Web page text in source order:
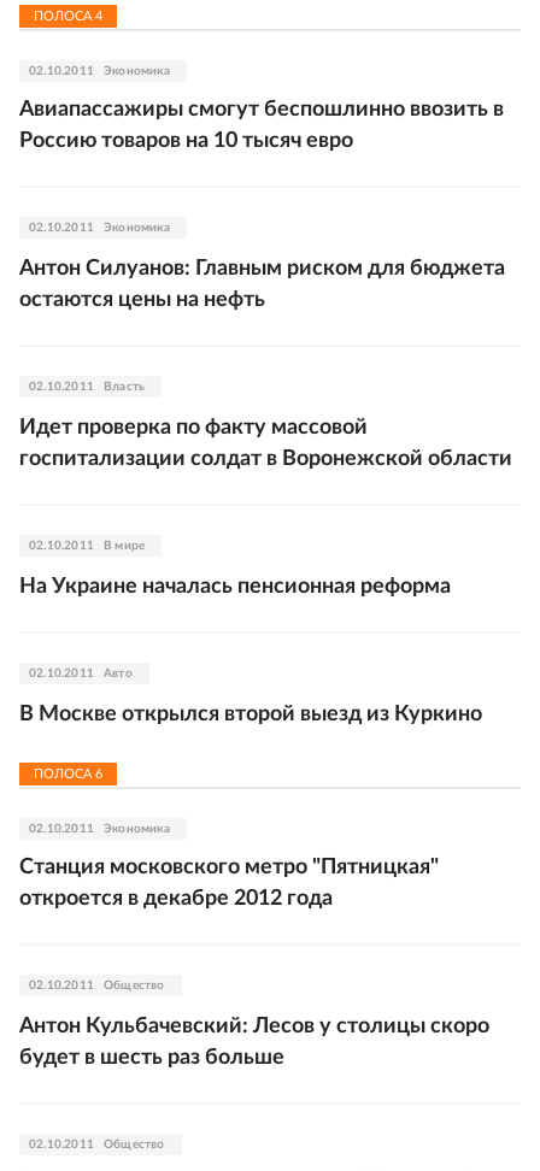
ПОЛОСА 4
02.10.2011 Экономика
Авиапассажиры смогут беспошлинно ввозить в
Россию товаров на 10 тысяч евро
02.10.2011 Экономика
Антон Силуанов: Главным риском для бюджета
остаются цены на нефть
02.10.2011 Власть
Идет проверка по факту массовой
госпитализации солдат в Воронежской области
02.10.2011 В мире
На Украине началась пенсионная реформа
02.10.2011 Авто
В Москве открылся второй выезд из Куркино
ПОЛОСА 6
02.10.2011 Экономика
Станция московского метро "Пятницкая"
откроется в декабре 2012 года
02.10.2011 Общество
Антон Кульбачевский: Лесов у столицы скоро
будет в шесть раз больше
02.10.2011 Общество